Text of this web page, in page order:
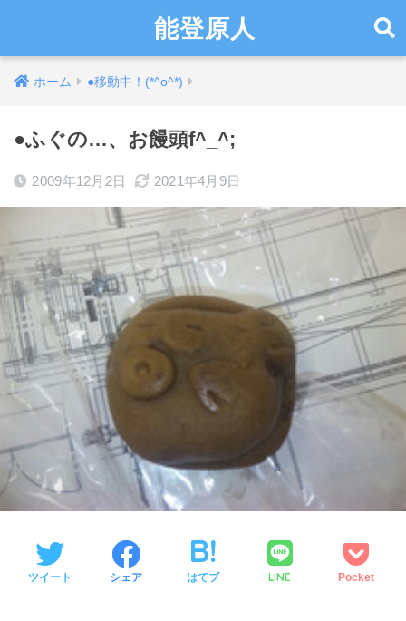
能登原人
ホーム ●移動中！(*^o^*)
●ふぐの…、お饅頭f^_^;
2009年12月2日 2021年4月9日
ツイート シェア はてブ LINE Pocket